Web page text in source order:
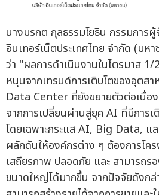
นางมรกต กุลธรรมโยธิน กรรมการ
อินเทอร์เน็ตประเทศไทย จำกัด (มห
ว่า "ผลการดำเนินงานในไตรมาส
หนุนจากเทรนด์การเติบโตของอุตส
Data Center ที่ยังขยายตัวต่อเนื่อ
จากการเปลี่ยนผ่านสู่ยุค AI ที่มีการเ
โดยเฉพาะกระแส AI, Big Data,
ผลักดันให้องค์กรต่าง ๆ ต้องการโ
เสถียรภาพ ปลอดภัย และ สามารถร
ขนาดใหญ่ได้มากขึ้น จากปัจจัยดังก